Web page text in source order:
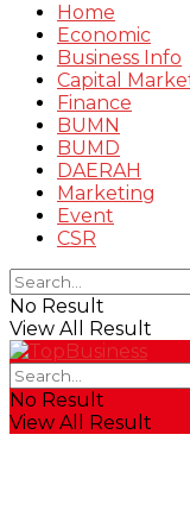
Home
Economic
Business Info
Capital
Finance
BUMN
BUMD
DAERAH
Marketing
Event
CSR
No Result
View All Result
No Result
View All Result